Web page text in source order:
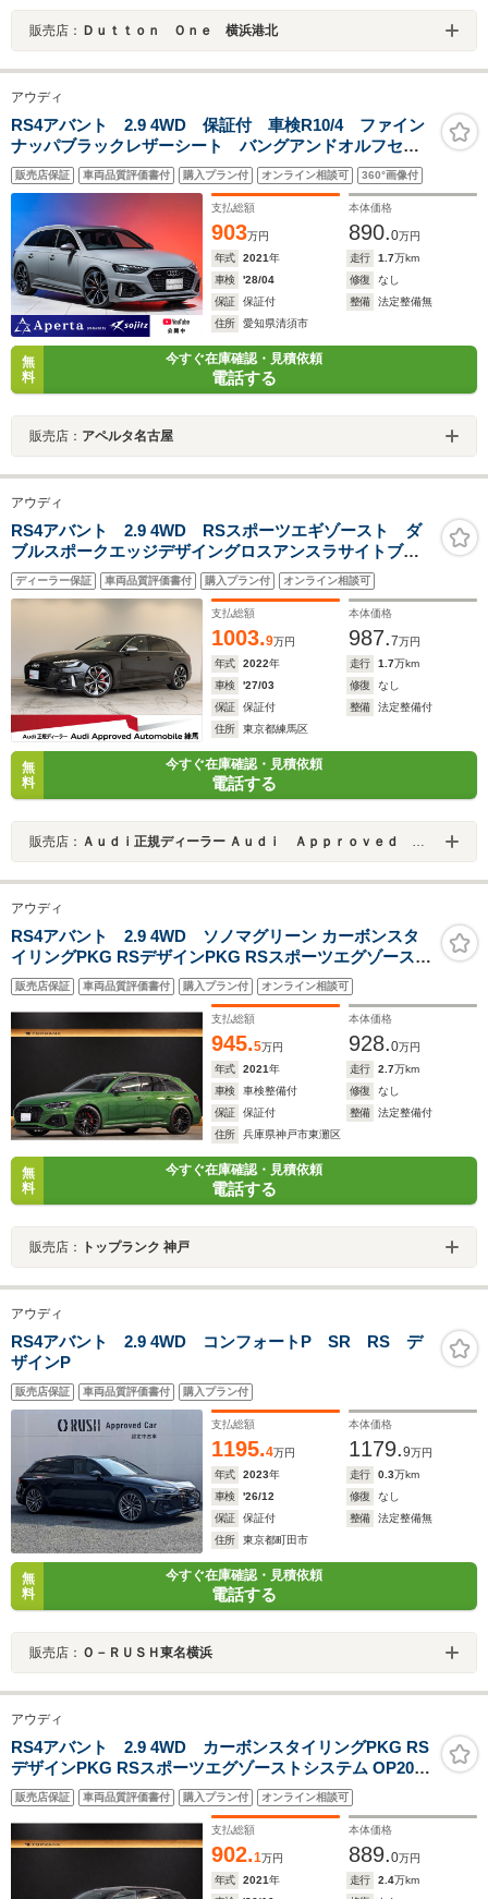
販売店： Ｄｕｔｔｏｎ Ｏｎｅ 横浜港北
アウディ
RS4アバント 2.9 4WD 保証付 車検R10/4 ファイン
ナッパブラックレザーシート バングアンドオルフセン
オーディオ マトリクスLEDヘッドライト 20インチア
ルミ レッドキャリパー バーチャルコックピット パ
ークアシストパッケージ
販売店保証 車両品質評価書付 購入プラン付 オンライン相談可 360°画像付
支払総額
903万円
本体価格
890.0万円
年式
2021年 走行 1.7万km
車検
'28/04 修復
なし
保証
保証付 整備
法定整備無
住所
愛知県清須市
無
料
今すぐ在庫確認・見積依頼
電話する
販売店： アペルタ名古屋
アウディ
RS4アバント 2.9 4WD RSスポーツエギゾースト ダ
ブルスポークエッジデザイングロスアンスラサイトブラ
ックAW レッドキャリパー TVチューナー サラウンド
ビューカメラ スマートフォンワイヤレスチャージン
ディーラー保証 車両品質評価書付 購入プラン付 オンライン相談可
支払総額
1003.9万円
本体価格
987.7万円
年式
2022年 走行 1.7万km
車検
'27/03 修復
なし
保証
保証付 整備
法定整備付
住所
東京都練馬区
無
料
今すぐ在庫確認・見積依頼
電話する
販売店： Ａｕｄｉ正規ディーラー Ａｕｄｉ Ａｐｐｒｏｖｅｄ Ａｕｔｏｍｏｂｉｌｅ練馬
アウディ
RS4アバント 2.9 4WD ソノマグリーン カーボンスタ
イリングPKG RSデザインPKG RSスポーツエグゾースト
OP20インチブラックAW レッドキャリパー パノラマサン
ルーフ TVチューナー ブラックAudiリング カーボンイン
テリア パークアシスト
販売店保証 車両品質評価書付 購入プラン付 オンライン相談可
支払総額
945.5万円
本体価格
928.0万円
年式
2021年 走行 2.7万km
車検
車検整備付 修復
なし
保証
保証付 整備
法定整備付
住所
兵庫県神戸市東灘区
無
料
今すぐ在庫確認・見積依頼
電話する
販売店： トップランク 神戸
アウディ
RS4アバント 2.9 4WD コンフォートP SR RS デ
ザインP
販売店保証 車両品質評価書付 購入プラン付
支払総額
1195.4万円
本体価格
1179.9万円
年式
2023年 走行 0.3万km
車検
'26/12 修復
なし
保証
保証付 整備
法定整備無
住所
東京都町田市
無
料
今すぐ在庫確認・見積依頼
電話する
販売店： Ｏ－ＲＵＳＨ東名横浜
アウディ
RS4アバント 2.9 4WD カーボンスタイリングPKG RS
デザインPKG RSスポーツエグゾーストシステム OP20イ
ンチブラックAW レッドキャリパー パノラマSR カーボン
インテリアトリム TVチューナー パークアシストPKG ブ
ラックAudiリング
販売店保証 車両品質評価書付 購入プラン付 オンライン相談可
支払総額
902.1万円
本体価格
889.0万円
年式
2021年 走行 2.4万km